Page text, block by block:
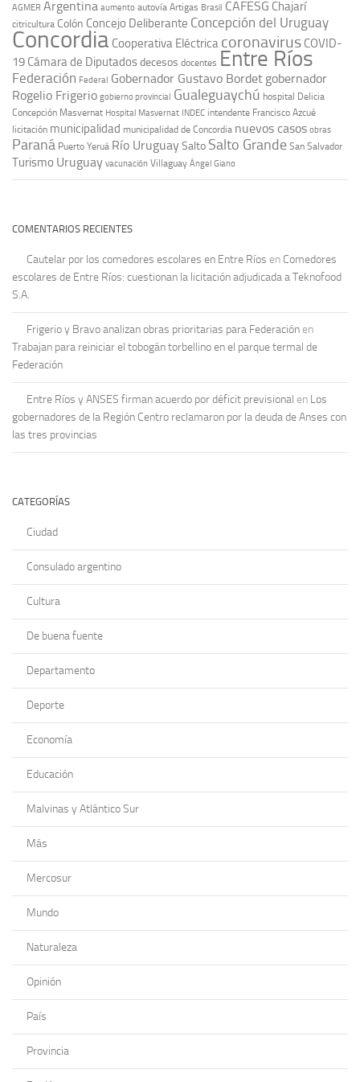
AGMER Argentina aumento autovía Artigas Brasil CAFESG Chajarí
citricultura Colón Concejo Deliberante Concepción del Uruguay
Concordia Cooperativa Eléctrica coronavirus COVID-
19 Cámara de Diputadosdecesos docentes Entre Ríos
Federación Federal Gobernador Gustavo Bordet gobernador
Rogelio Frigerio gobierno provincial Gualeguaychú hospital Delicia
Concepción Masvernat Hospital Masvernat INDEC intendente Francisco Azcué
licitación municipalidad municipalidad de Concordia nuevos casos obras
Paraná Puerto Yeruá Río UruguaySalto Salto Grande San Salvador
Turismo Uruguay vacunación Villaguay Ángel Giano
COMENTARIOS RECIENTES
Cautelar por los comedores escolares en Entre Ríos en Comedores
escolares de Entre Ríos: cuestionan la licitación adjudicada a Teknofood
S.A.
Frigerio y Bravo analizan obras prioritarias para Federación en
Trabajan para reiniciar el tobogán torbellino en el parque termal de
Federación
Entre Ríos y ANSES firman acuerdo por déficit previsional en Los
gobernadores de la Región Centro reclamaron por la deuda de Anses con
las tres provincias
CATEGORÍAS
Ciudad
Consulado argentino
Cultura
De buena fuente
Departamento
Deporte
Economía
Educación
Malvinas y Atlántico Sur
Más
Mercosur
Mundo
Naturaleza
Opinión
País
Provincia